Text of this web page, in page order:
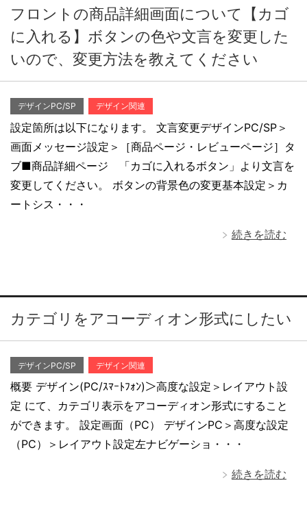
フロントの商品詳細画面について【カゴ
に入れる】ボタンの色や文言を変更した
いので、変更方法を教えてください
デザインPC/SP デザイン関連
設定箇所は以下になります。 文言変更デザインPC/SP＞
画面メッセージ設定＞［商品ページ・レビューページ］タ
ブ■商品詳細ページ 「カゴに入れるボタン」より文言を
変更してください。 ボタンの背景色の変更基本設定＞カ
ートシス・・・
続きを読む
カテゴリをアコーディオン形式にしたい
デザインPC/SP デザイン関連
概要 デザイン(PC/ｽﾏｰﾄﾌｫﾝ)＞高度な設定＞レイアウト設
定 にて、カテゴリ表示をアコーディオン形式にすること
ができます。 設定画面（PC） デザインPC＞高度な設定
（PC）＞レイアウト設定左ナビゲーショ・・・
続きを読む